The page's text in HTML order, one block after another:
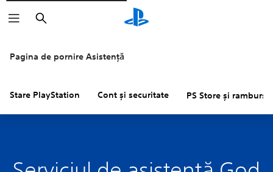
Pagina de pornire Asistență
Stare PlayStation Cont și securitate PS Store și